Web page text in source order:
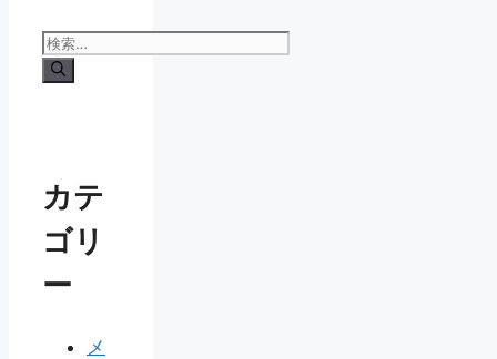
検
索:
カテ
ゴリ
ー
メ